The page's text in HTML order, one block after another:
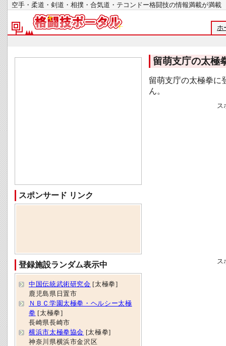
空手・柔道・剣道・相撲・合気道・テコンドー格闘技の情報満載が
ホ
留萌支庁の太極
留萌支庁の太極拳に
ん。
ス
ス
スポンサード リンク
登録施設ランダム表示中
中国伝統武術研究会 [太極拳]
鹿児島県日置市
ＮＢＣ学園太極拳・ヘルシー太極
拳 [太極拳]
長崎県長崎市
横浜市太極拳協会 [太極拳]
神奈川県横浜市金沢区